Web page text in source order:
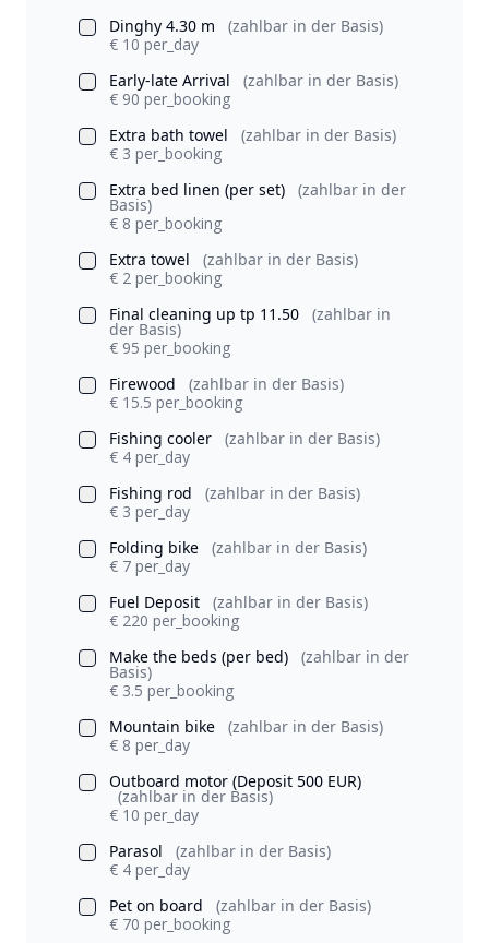
Dinghy 4.30 m
(zahlbar in der Basis)
€ 10 per_day
Early-late Arrival
(zahlbar in der Basis)
€ 90 per_booking
Extra bath towel
(zahlbar in der Basis)
€ 3 per_booking
Extra bed linen (per set)
(zahlbar in der
Basis)
€ 8 per_booking
Extra towel
(zahlbar in der Basis)
€ 2 per_booking
Final cleaning up tp 11.50
(zahlbar in
der Basis)
€ 95 per_booking
Firewood
(zahlbar in der Basis)
€ 15.5 per_booking
Fishing cooler
(zahlbar in der Basis)
€ 4 per_day
Fishing rod
(zahlbar in der Basis)
€ 3 per_day
Folding bike
(zahlbar in der Basis)
€ 7 per_day
Fuel Deposit
(zahlbar in der Basis)
€ 220 per_booking
Make the beds (per bed)
(zahlbar in der
Basis)
€ 3.5 per_booking
Mountain bike
(zahlbar in der Basis)
€ 8 per_day
Outboard motor (Deposit 500 EUR)
(zahlbar in der Basis)
€ 10 per_day
Parasol
(zahlbar in der Basis)
€ 4 per_day
Pet on board
(zahlbar in der Basis)
€ 70 per_booking